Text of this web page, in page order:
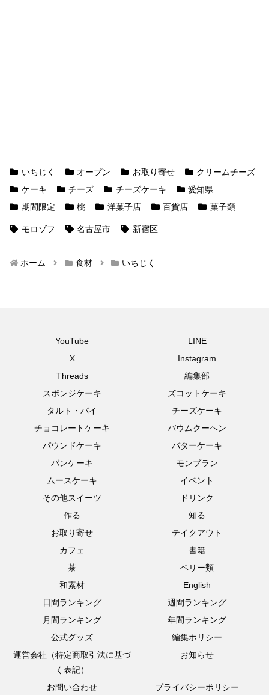
いちじく オープン お取り寄せ
クリームチーズ
ケーキ
チーズ チーズケーキ
愛知県
期間限定
桃 洋菓子店 百貨店 菓子類
モロゾフ 名古屋市 新宿区
ホーム 食材 いちじく
YouTube
LINE
X
Instagram
Threads
編集部
スポンジケーキ
ズコットケーキ
タルト・パイ
チーズケーキ
チョコレートケーキ
バウムクーヘン
パウンドケーキ
バターケーキ
パンケーキ
モンブラン
ムースケーキ
イベント
その他スイーツ
ドリンク
作る
知る
お取り寄せ
テイクアウト
カフェ
書籍
茶
ベリー類
和素材
English
日間ランキング
週間ランキング
月間ランキング
年間ランキング
公式グッズ
編集ポリシー
運営会社（特定商取引法に基づ
く表記）
お知らせ
お問い合わせ プライバシーポリシー